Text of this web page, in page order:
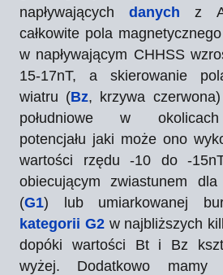
napływającychdanych z
całkowite pola
w napływającym CHHSS
15-17nT, a skierowanie
wiatru (Bz, krzywa
południowe w okolicach
potencjału jaki może ono
wartości rzędu -10 do -
obiecującym zwiastunem dla
(G1) lub umiarkowanej
kategorii G2w najbliższych
dopóki wartości Bt i Bz
wyżej. Dodatkowo